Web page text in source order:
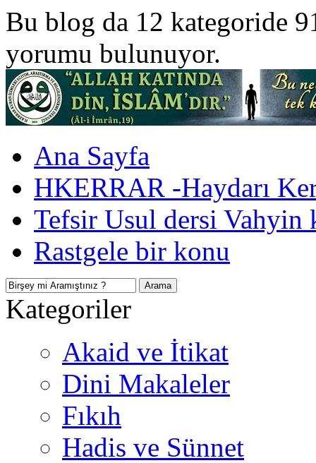
Bu blog da 12 kategoride
yorumu bulunuyor.
Ana Sayfa
HKERRAR -Haydarı
Tefsir Usul dersi Vahyin
Rastgele bir konu
Kategoriler
Akaid ve İtikat
Dini Makaleler
Fıkıh
Hadis ve Sünnet